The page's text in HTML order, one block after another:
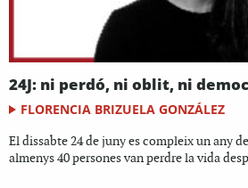
24J: ni perdó, ni oblit, ni
FLORENCIA BRIZUELA GONZÁLEZ
El dissabte 24 de juny es compleix un any
almenys 40 persones van perdre la vida